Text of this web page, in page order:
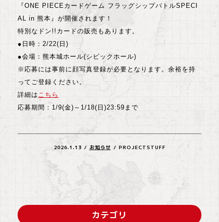
『ONE PIECEカードゲーム フラッグシップバトルSPECI
AL in 熊本』が開催されます！
特別なドン!!カードの販売もあります。
●日時：2/22(日)
●会場：熊本城ホール(シビックホール)
※応募には事前に顔写真登録が必要となります。余裕を持
ってご登録ください。
詳細は こちら
応募期間：1/9(金)～1/18(日)23:59まで
2026.1.13 / お知らせ / PROJECTSTUFF
カテゴリ